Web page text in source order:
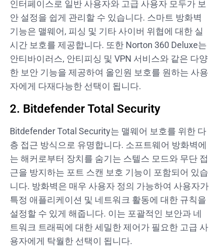
인터페이스로 일반 사용자와 고급 사용자 모두가 보
안 설정을 쉽게 관리할 수 있습니다. 스마트 방화벽
기능은 맬웨어, 피싱 및 기타 사이버 위협에 대한 실
시간 보호를 제공합니다. 또한 Norton 360 Deluxe는
안티바이러스, 안티피싱 및 VPN 서비스와 같은 다양
한 보안 기능을 제공하여 올인원 보호를 원하는 사용
자에게 다재다능한 선택이 됩니다.
2. Bitdefender Total Security
Bitdefender Total Security는 맬웨어 보호를 위한 다
층 접근 방식으로 유명합니다. 소프트웨어 방화벽에
는 해커로부터 장치를 숨기는 스텔스 모드와 무단 접
근을 방지하는 포트 스캔 보호 기능이 포함되어 있습
니다. 방화벽은 매우 사용자 정의 가능하여 사용자가
특정 애플리케이션 및 네트워크 활동에 대한 규칙을
설정할 수 있게 해줍니다. 이는 포괄적인 보안과 네
트워크 트래픽에 대한 세밀한 제어가 필요한 고급 사
용자에게 탁월한 선택이 됩니다.